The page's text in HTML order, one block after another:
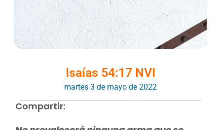
Isaías 54:17 NVI
martes 3 de mayo de 2022
Compartir: